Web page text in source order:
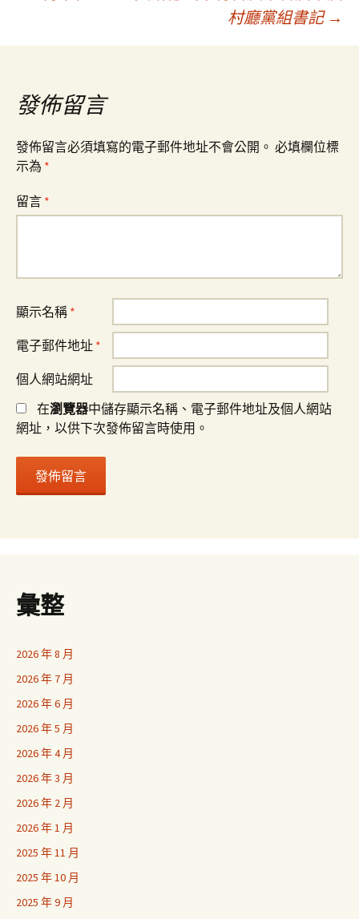
導
覽
村廳黨組書記 →
發佈留言
發佈留言必須填寫的電子郵件地址不會公開。 必填欄位標
示為 *
留言 *
顯示名稱 *
電子郵件地址 *
個人網站網址
在瀏覽器中儲存顯示名稱、電子郵件地址及個人網站
網址，以供下次發佈留言時使用。
彙整
2026 年 8 月
2026 年 7 月
2026 年 6 月
2026 年 5 月
2026 年 4 月
2026 年 3 月
2026 年 2 月
2026 年 1 月
2025 年 11 月
2025 年 10 月
2025 年 9 月